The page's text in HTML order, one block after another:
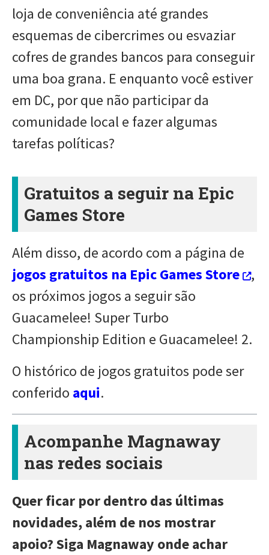
loja de conveniência até grandes
esquemas de cibercrimes ou esvaziar
cofres de grandes bancos para conseguir
uma boa grana. E enquanto você estiver
em DC, por que não participar da
comunidade local e fazer algumas
tarefas políticas?
Gratuitos a seguir na Epic
Games Store
Além disso, de acordo com a página de
jogos gratuitos na Epic Games Store
,
os próximos jogos a seguir são
Guacamelee! Super Turbo
Championship Edition e Guacamelee! 2.
O histórico de jogos gratuitos pode ser
conferido aqui.
Acompanhe Magnaway
nas redes sociais
Quer ficar por dentro das últimas
novidades, além de nos mostrar
apoio? Siga Magnaway onde achar